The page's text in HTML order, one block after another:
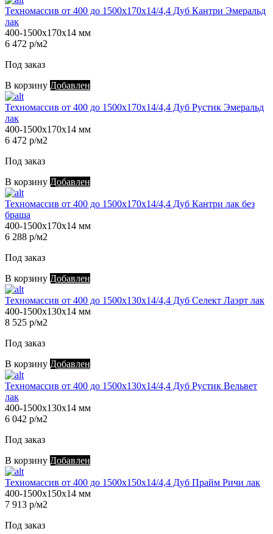
Техномассив от 400 до 1500х170х14/4,4 Дуб Кантри Эмеральд
лак
400-1500х170х14 мм
6 472 р/м2
Под заказ
В корзину Добавлен
Техномассив от 400 до 1500х170х14/4,4 Дуб Рустик Эмеральд
лак
400-1500х170х14 мм
6 472 р/м2
Под заказ
В корзину Добавлен
Техномассив от 400 до 1500х170х14/4,4 Дуб Кантри лак без
браша
400-1500х170х14 мм
6 288 р/м2
Под заказ
В корзину Добавлен
Техномассив от 400 до 1500х130х14/4,4 Дуб Селект Лаэрт лак
400-1500х130х14 мм
8 525 р/м2
Под заказ
В корзину Добавлен
Техномассив от 400 до 1500х130х14/4,4 Дуб Рустик Вельвет
лак
400-1500х130х14 мм
6 042 р/м2
Под заказ
В корзину Добавлен
Техномассив от 400 до 1500х150х14/4,4 Дуб Прайм Ричи лак
400-1500х150х14 мм
7 913 р/м2
Под заказ